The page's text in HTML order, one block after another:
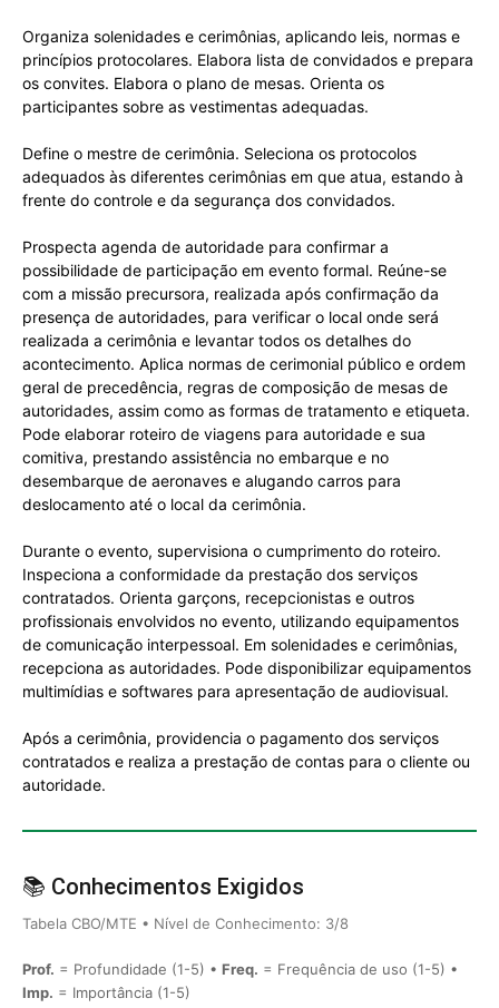
Organiza solenidades e cerimônias, aplicando leis, normas e
princípios protocolares. Elabora lista de convidados e prepara
os convites. Elabora o plano de mesas. Orienta os
participantes sobre as vestimentas adequadas.
Define o mestre de cerimônia. Seleciona os protocolos
adequados às diferentes cerimônias em que atua, estando à
frente do controle e da segurança dos convidados.
Prospecta agenda de autoridade para confirmar a
possibilidade de participação em evento formal. Reúne-se
com a missão precursora, realizada após confirmação da
presença de autoridades, para verificar o local onde será
realizada a cerimônia e levantar todos os detalhes do
acontecimento. Aplica normas de cerimonial público e ordem
geral de precedência, regras de composição de mesas de
autoridades, assim como as formas de tratamento e etiqueta.
Pode elaborar roteiro de viagens para autoridade e sua
comitiva, prestando assistência no embarque e no
desembarque de aeronaves e alugando carros para
deslocamento até o local da cerimônia.
Durante o evento, supervisiona o cumprimento do roteiro.
Inspeciona a conformidade da prestação dos serviços
contratados. Orienta garçons, recepcionistas e outros
profissionais envolvidos no evento, utilizando equipamentos
de comunicação interpessoal. Em solenidades e cerimônias,
recepciona as autoridades. Pode disponibilizar equipamentos
multimídias e softwares para apresentação de audiovisual.
Após a cerimônia, providencia o pagamento dos serviços
contratados e realiza a prestação de contas para o cliente ou
autoridade.
📚 Conhecimentos Exigidos
Tabela CBO/MTE • Nível de Conhecimento: 3/8
Prof. = Profundidade (1-5) • Freq. = Frequência de uso (1-5) •
Imp. = Importância (1-5)